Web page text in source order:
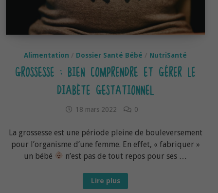
Alimentation Dossier Santé Bébé NutriSanté
GROSSESSE : BIEN COMPRENDRE ET GÉRER LE
DIABÈTE GESTATIONNEL
18 mars 2022 0
La grossesse est une période pleine de bouleversement
pour l’organisme d’une femme. En effet, « fabriquer »
un bébé
n’est pas de tout repos pour ses …
Grossesse :
bien
Lire plus